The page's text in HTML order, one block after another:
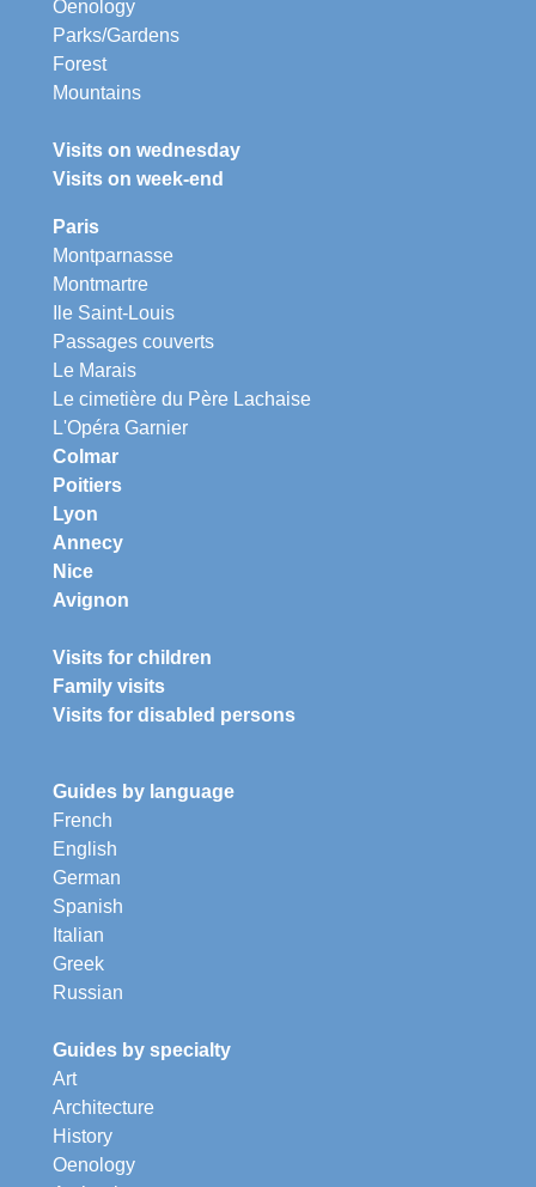
Oenology
Parks/Gardens
Forest
Mountains
Visits on wednesday
Visits on week-end
Paris
Montparnasse
Montmartre
Ile Saint-Louis
Passages couverts
Le Marais
Le cimetière du Père Lachaise
L'Opéra Garnier
Colmar
Poitiers
Lyon
Annecy
Nice
Avignon
Visits for children
Family visits
Visits for disabled persons
Guides by language
French
English
German
Spanish
Italian
Greek
Russian
Guides by specialty
Art
Architecture
History
Oenology